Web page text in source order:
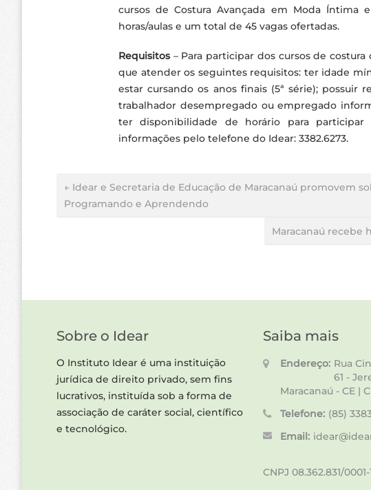
cursos de Costura Avançada em Moda Íntima
horas/aulas e um total de 45 vagas ofertadas.
Requisitos– Para participar dos cursos de
que atender os seguintes requisitos: ter idade
estar cursando os anos finais (5ª série);
trabalhador desempregado ou empregado
ter disponibilidade de horário para
informações pelo telefone do Idear: 3382.6273.
← Idear e Secretaria de Educação de Maracanaú promovem
Programando e Aprendendo
Maracanaú recebe
Sobre o Idear
O Instituto Idear é uma instituição
jurídica de direito privado, sem fins
lucrativos, instituída sob a forma de
associação de caráter social, científico
e tecnológico.
Saiba mais
Endereço: Rua
61 -
Maracanaú - CE |
Telefone: (85)
Email:
CNPJ 08.362.831/0001-